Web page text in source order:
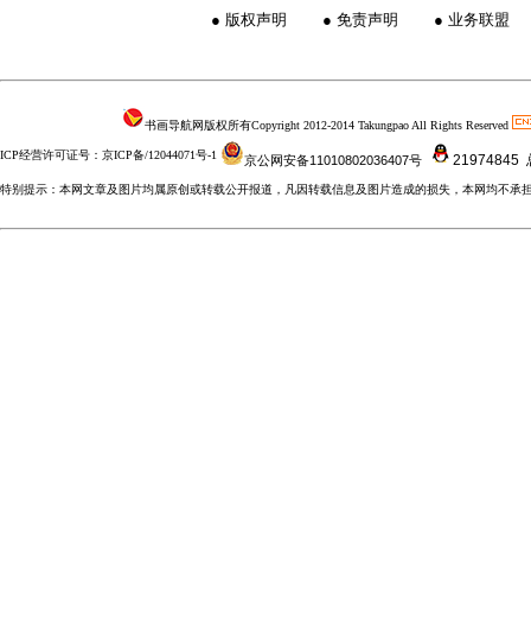
● 版权声明 ● 免责声明 ● 业务联盟
书画导航网版权所有Copyright 2012-2014 Takungpao All Rights Reserved
ICP经营许可证号：京ICP备/12044071号-1 京公网安备11010802036407号 21974845
特别提示：本网文章及图片均属原创或转载公开报道，凡因转载信息及图片造成的损失，本网均不